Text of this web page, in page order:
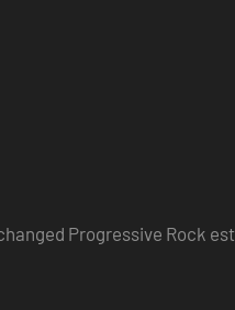
Progressive Rock est